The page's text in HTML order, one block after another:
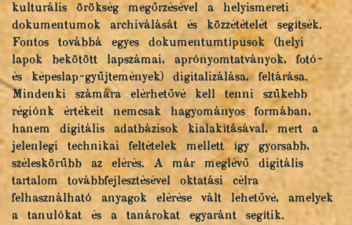
kulturális örökség megőrzésével a helyismereti
dokumentumok archiválását és közzétételét segítsék.
Fontos továbbá egyes dokumentumtípusok (helyi
lapok bekötött lapszámai, aprónyomtatványok, fotó-
és képeslap-gyűjtemények) digitalizálása, feltárása.
Mindenki számára elérhetővé kell tenni szűkebb
régiónk értékeit nemcsak hagyományos formában,
hanem digitális adatbázisok kialakításával, mert a
jelenlegi technikai feltételek mellett így gyorsabb,
széleskörűbb az elérés. A már meglévő digitális
tartalom továbbfejlesztésével oktatási célra
felhasználható anyagok elérése vált lehetővé, amelyek
a tanulókat és a tanárokat egyaránt segítik.